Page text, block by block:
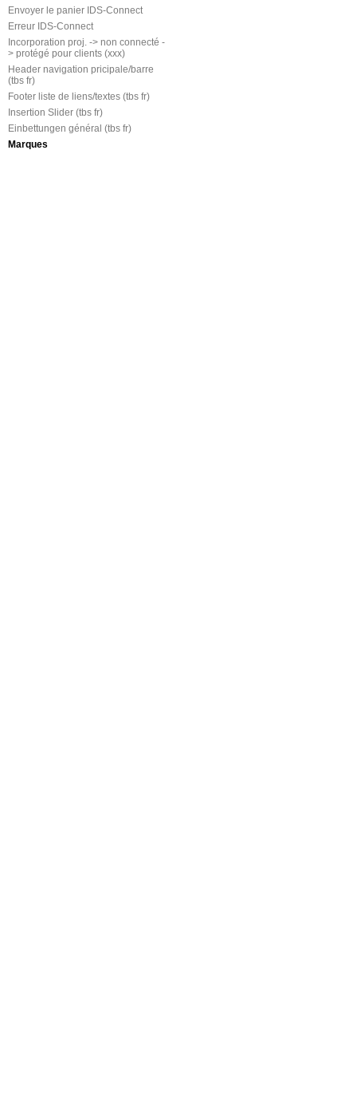
Envoyer le panier IDS-Connect
Erreur IDS-Connect
Incorporation proj. -> non connecté -
> protégé pour clients (xxx)
Header navigation pricipale/barre
(tbs fr)
Footer liste de liens/textes (tbs fr)
Insertion Slider (tbs fr)
Einbettungen général (tbs fr)
Marques